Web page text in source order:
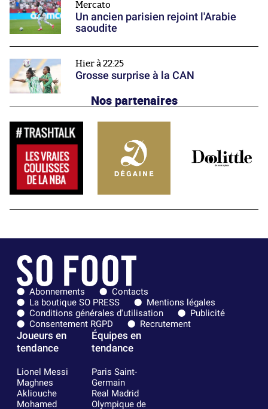
Mercato
Un ancien parisien rejoint l'Arabie
saoudite
Hier à 22:25
Grosse surprise à la CAN
Nos partenaires
Abonnements
Contacts
La boutique SO PRESS
Mentions légales
Conditions générales d'utilisation
Publicité
Consentement RGPD
Recrutement
Joueurs en
tendance
Lionel Messi
Maghnes
Akliouche
Mohamed
Équipes en
tendance
Paris Saint-
Germain
Real Madrid
Olympique de